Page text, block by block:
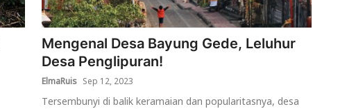
Mengenal Desa Bayung Gede, Leluhur
Desa Penglipuran!
ElmaRuis Sep 12, 2023
Tersembunyi di balik keramaian dan popularitasnya, desa